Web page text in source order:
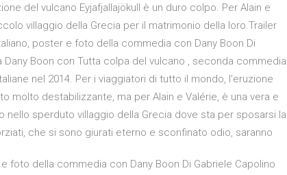
del vulcano Eyjafjallajökull è un duro colpo. Per Alain e
villaggio della Grecia per il matrimonio della loro Trailer
poster e foto della commedia con Dany Boon Di
Dany Boon con Tutta colpa del vulcano , seconda commedia
nel 2014. Per i viaggiatori di tutto il mondo, l'eruzione
molto destabilizzante, ma per Alain e Valérie, è una vera e
sperduto villaggio della Grecia dove sta per sposarsi la
che si sono giurati eterno e sconfinato odio, saranno
foto della commedia con Dany Boon Di Gabriele Capolino